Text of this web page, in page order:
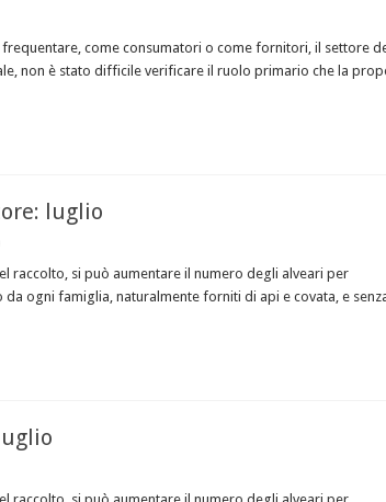
come consumatori o come fornitori, il settore
non è stato difficile verificare il ruolo primario che la
luglio
raccolto, si può aumentare il numero degli alveari per
ogni famiglia, naturalmente forniti di api e covata, e